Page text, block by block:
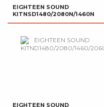
EIGHTEEN SOUND
KITNSD1480/2080N/1460N
EIGHTEEN SOUND